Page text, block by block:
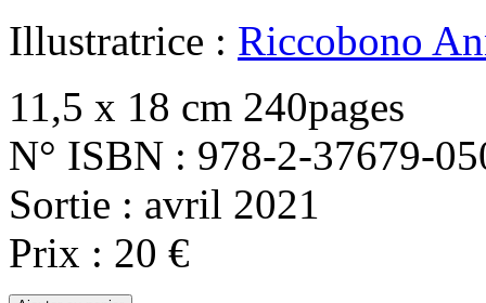
Illustratrice : Riccobono
11,5 x 18 cm 240pages
N° ISBN : 978-2-37679-
Sortie : avril 2021
Prix : 20 €